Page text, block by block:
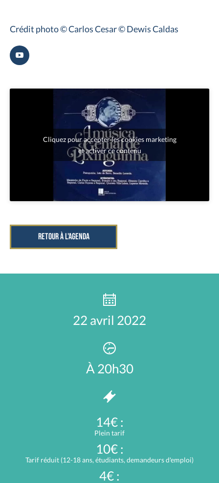
Crédit photo © Carlos Cesar © Dewis Caldas
Cliquez pour accepter les cookies marketing
et activer ce contenu
RETOUR À L'AGENDA
22 avril 2022
À 20h30
14€ :
Plein tarif
10€ :
Tarif réduit (12-18 ans, étudiants, demandeurs d'emploi)
4€ :